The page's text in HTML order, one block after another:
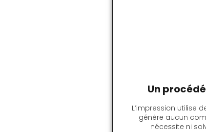
Un
L’impression utilise
génère aucun
nécessite ni